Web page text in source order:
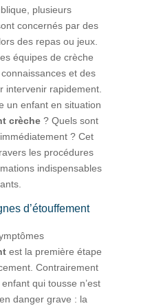
plusieurs
concernés par des
des repas ou jeux.
équipes de crèche
et des
intervenir rapidement.
un enfant en situation
crèche? Quels sont
? Cet
les procédures
indispensables
d’étouffement
est la première étape
Contrairement
qui tousse n’est
danger grave : la